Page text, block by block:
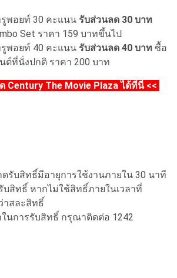
พอยท์ 30 คะแนน รับส่วนลด 30 บาท
Set ราคา 159 บาทขึ้นไป
พอยท์ 40 คะแนน รับส่วนลด 40 บาท ซื้อ
ต์ที่นั่งปกติ ราคา 200 บาท
Century The Movie Plaza ได้ที่นี่ <<
รับสิทธิ์มีอายุการใช้งานภายใน 30 นาที
สิทธิ์ หากไม่ใช้สิทธิ์ภายในเวลาที่
าสละสิทธิ์
นการรับสิทธิ์ กรุณาติดต่อ 1242